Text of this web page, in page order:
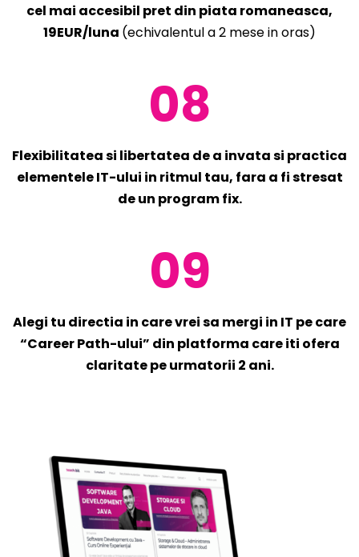
cel mai accesibil pret din piata romaneasca,
19EUR/luna (echivalentul a 2 mese in oras)
08
Flexibilitatea si libertatea de a invata si practica
elementele IT-ului in ritmul tau, fara a fi stresat
de un program fix.
09
Alegi tu directia in care vrei sa mergi in IT pe care
“Career Path-ului” din platforma care iti ofera
claritate pe urmatorii 2 ani.